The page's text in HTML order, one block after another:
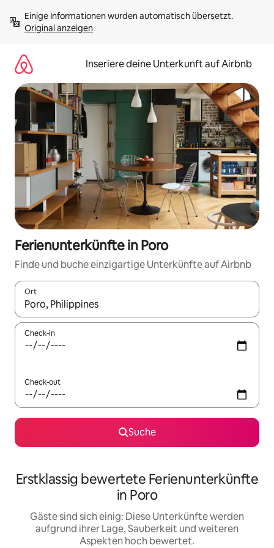
Inhalten
springenOriginal anzeigen
Inseriere deine Unterkunft auf Airbnb
Ferienunterkünfte in Poro
Finde und buche einzigartige Unterkünfte auf Airbnb
Ort
Wenn Ergebnisse verfügbar sind, navigiere mit den
Check-in
Check-out
Suche
Erstklassig bewertete Ferienunterkünfte
in Poro
Gäste sind sich einig: Diese Unterkünfte werden
aufgrund ihrer Lage, Sauberkeit und weiteren
Aspekten hoch bewertet.